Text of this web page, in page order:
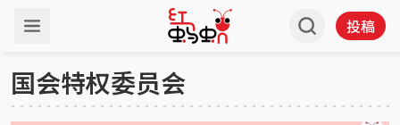
投稿
国会特权委员会